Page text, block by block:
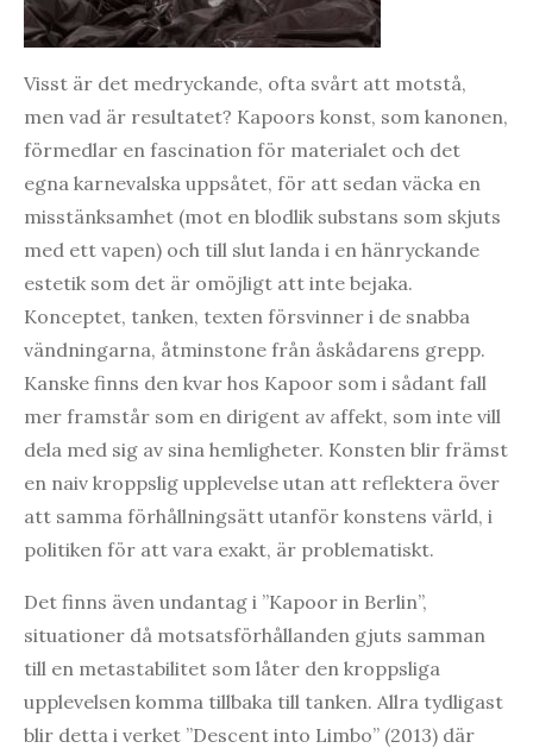
Visst är det medryckande, ofta svårt att motstå,
men vad är resultatet? Kapoors konst, som kanonen,
förmedlar en fascination för materialet och det
egna karnevalska uppsåtet, för att sedan väcka en
misstänksamhet (mot en blodlik substans som skjuts
med ett vapen) och till slut landa i en hänryckande
estetik som det är omöjligt att inte bejaka.
Konceptet, tanken, texten försvinner i de snabba
vändningarna, åtminstone från åskådarens grepp.
Kanske finns den kvar hos Kapoor som i sådant fall
mer framstår som en dirigent av affekt, som inte vill
dela med sig av sina hemligheter. Konsten blir främst
en naiv kroppslig upplevelse utan att reflektera över
att samma förhållningsätt utanför konstens värld, i
politiken för att vara exakt, är problematiskt.
Det finns även undantag i ”Kapoor in Berlin”,
situationer då motsatsförhållanden gjuts samman
till en metastabilitet som låter den kroppsliga
upplevelsen komma tillbaka till tanken. Allra tydligast
blir detta i verket ”Descent into Limbo” (2013) där